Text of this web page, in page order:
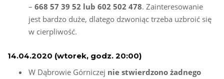
– 668 57 39 52 lub 602 502 478. Zainteresowanie
jest bardzo duże, dlatego dzwoniąc trzeba uzbroić się
w cierpliwość.
14.04.2020 (wtorek, godz. 20:00)
W Dąbrowie Górniczej nie stwierdzono żadnego